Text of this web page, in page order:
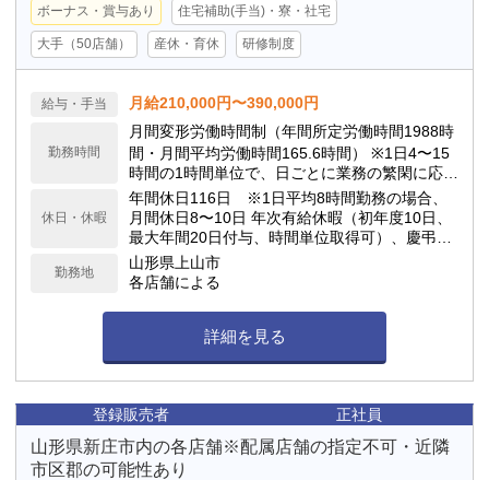
ボーナス・賞与あり 住宅補助(手当)・寮・社宅
大手（50店舗） 産休・育休 研修制度
給与・手当 月給210,000円〜390,000円
勤務時間
月間変形労働時間制（年間所定労働時間1988時
間・月間平均労働時間165.6時間） ※1日4〜15
時間の1時間単位で、日ごとに業務の繁閑に応じ
て勤務時間を設定します。
休日・休暇
年間休日116日 ※1日平均8時間勤務の場合、
月間休日8〜10日 年次有給休暇（初年度10日、
最大年間20日付与、時間単位取得可）、慶弔休
暇、子の看護休暇、介護休暇 他
勤務地
山形県上山市
各店舗による
詳細を見る
登録販売者 正社員
山形県新庄市内の各店舗※配属店舗の指定不可・近隣
市区郡の可能性あり